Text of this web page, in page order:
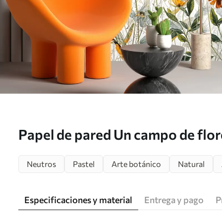
Papel de pared Un campo de
flores blancas y hierba tenue
Neutros Pastel Arte botánico Natural
Especificaciones y material Entrega y pago